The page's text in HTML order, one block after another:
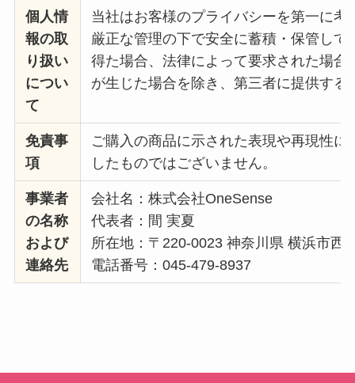
個人情
報の取
り扱い
につい
て
当社はお客様のプライバシーを第一に
厳正な管理の下で安全に蓄積・保管し
得た場合、法律によって要求された場
が生じた場合を除き、第三者に提供する
免責事
項
ご購入の商品に示された表現や再現性
したものではございません。
事業者
の名称
および
連絡先
会社名：株式会社OneSense
代表者：間 実夏
所在地：〒220-0023 神奈川県 横浜市西
電話番号：045-479-8937